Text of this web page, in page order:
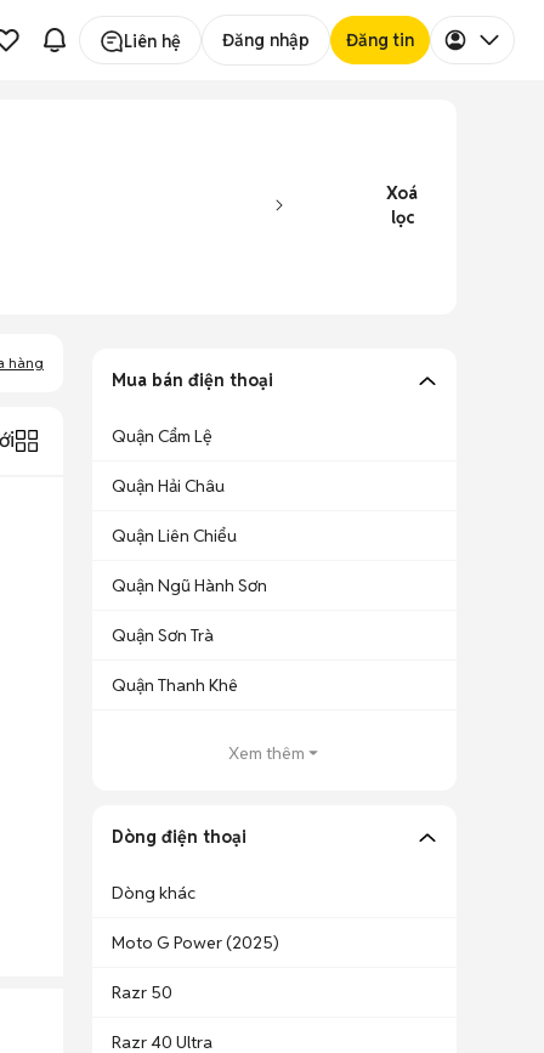
Liên hệ Đăng nhập Đăng tin
Xoá
lọc
hàng
Mua bán điện thoại
Quận Cẩm Lệ
Quận Hải Châu
Quận Liên Chiểu
Quận Ngũ Hành Sơn
Quận Sơn Trà
Quận Thanh Khê
Xem thêm
Dòng điện thoại
Dòng khác
Moto G Power (2025)
Razr 50
Razr 40 Ultra